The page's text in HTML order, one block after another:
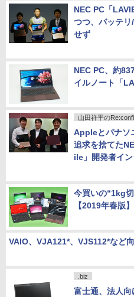
NEC PC「
つつ、バッテ
せず
NEC PC、約
イルノート「
山田祥平の
Appleとパナソ
追求を捨てた
ile」開発者イ
今買いの“1kg
【2019年春版】
VAIO、VJA121*、VJS112*など
.biz
富士通、法人